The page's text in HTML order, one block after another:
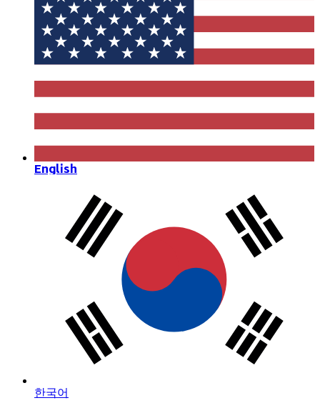
English
한국어